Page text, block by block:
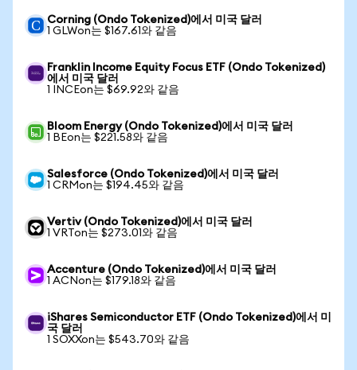
Corning (Ondo Tokenized)에서 미국 달러
1 GLWon는 $167.61와 같음
Franklin Income Equity Focus ETF (Ondo Tokenized)
에서 미국 달러
1 INCEon는 $69.92와 같음
Bloom Energy (Ondo Tokenized)에서 미국 달러
1 BEon는 $221.58와 같음
Salesforce (Ondo Tokenized)에서 미국 달러
1 CRMon는 $194.45와 같음
Vertiv (Ondo Tokenized)에서 미국 달러
1 VRTon는 $273.01와 같음
Accenture (Ondo Tokenized)에서 미국 달러
1 ACNon는 $179.18와 같음
iShares Semiconductor ETF (Ondo Tokenized)에서 미
국 달러
1 SOXXon는 $543.70와 같음